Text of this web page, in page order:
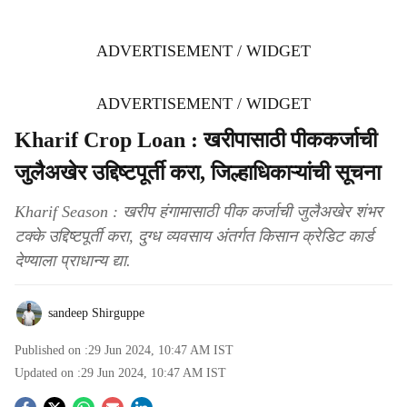
ADVERTISEMENT / WIDGET
ADVERTISEMENT / WIDGET
Kharif Crop Loan : खरीपासाठी पीककर्जाची
जुलैअखेर उद्दिष्टपूर्ती करा, जिल्हाधिकाऱ्यांची सूचना
Kharif Season : खरीप हंगामासाठी पीक कर्जाची जुलैअखेर शंभर
टक्के उद्दिष्टपूर्ती करा, दुग्ध व्यवसाय अंतर्गत किसान क्रेडिट कार्ड
देण्याला प्राधान्य द्या.
sandeep Shirguppe
Published on :29 Jun 2024, 10:47 AM IST
Updated on :29 Jun 2024, 10:47 AM IST